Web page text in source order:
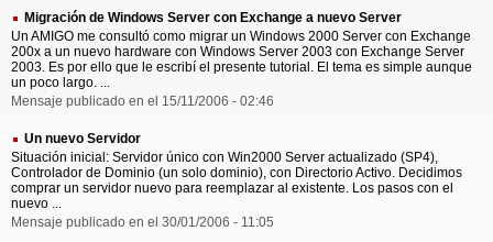
Migración de Windows Server con Exchange a nuevo Server
Un AMIGO me consultó como migrar un Windows 2000 Server con Exchange
200x a un nuevo hardware con Windows Server 2003 con Exchange Server
2003. Es por ello que le escribí el presente tutorial. El tema es simple aunque
un poco largo. ...
Mensaje publicado en el 15/11/2006 - 02:46
Un nuevo Servidor
Situación inicial: Servidor único con Win2000 Server actualizado (SP4),
Controlador de Dominio (un solo dominio), con Directorio Activo. Decidimos
comprar un servidor nuevo para reemplazar al existente. Los pasos con el
nuevo ...
Mensaje publicado en el 30/01/2006 - 11:05